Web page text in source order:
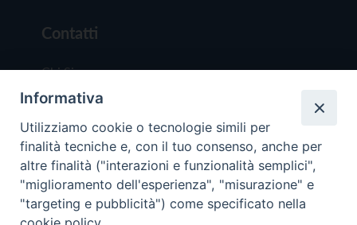
Contatti
Chi Siamo
Redazione
Scrivici
Informativa
Utilizziamo cookie o tecnologie simili per
finalità tecniche e, con il tuo consenso, anche per
altre finalità ("interazioni e funzionalità semplici",
"miglioramento dell'esperienza", "misurazione" e
"targeting e pubblicità") come specificato nella